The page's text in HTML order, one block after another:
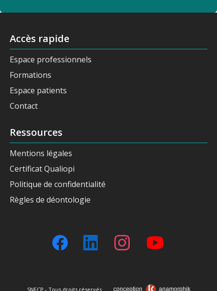
Accès rapide
Espace professionnels
Formations
Espace patients
Contact
Ressources
Mentions légales
Certificat Qualiopi
Politique de confidentialité
Règles de déontologie
SNFCP - Tous droits réservés